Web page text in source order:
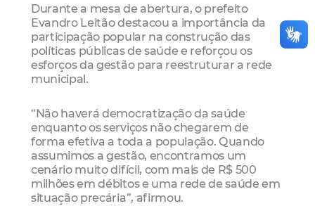
Durante a mesa de abertura, o prefeito
Evandro Leitão destacou a importância da
participação popular na construção das
políticas públicas de saúde e reforçou os
esforços da gestão para reestruturar a rede
municipal.
“Não haverá democratização da saúde
enquanto os serviços não chegarem de
forma efetiva a toda a população. Quando
assumimos a gestão, encontramos um
cenário muito difícil, com mais de R$ 500
milhões em débitos e uma rede de saúde em
situação precária”, afirmou.